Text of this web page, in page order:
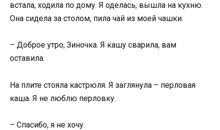
встала, ходила по дому. Я оделась, вышла на кухню.
Она сидела за столом, пила чай из моей чашки.
– Доброе утро, Зиночка. Я кашу сварила, вам
оставила.
На плите стояла кастрюля. Я заглянула – перловая
каша. Я не люблю перловку.
– Спасибо, я не хочу.